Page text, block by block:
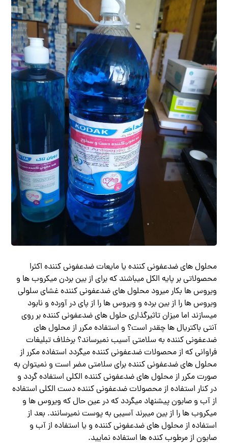
محلول های ضدعفونی کننده یا مایعات ضدعفونی کننده اکثرا
محصولاتی بر پایه الکل میباشند که برای از بین بردن میکروب ها و
ویروس ها بکار میرود محلول های ضدعفونی کننده غشای سلولی
ویروس ها را از بین برده و ویروس ها را از پای در آورده و نابود
میسازند اما میزان تاثیرگذاری حلول های ضدعفونی کننده بر روی
آنتی باکتریال ها چقدر است؟ و استفاده مکرر از محلول های
ضدعفونی کننده به سلامتی آسیب نمیرساند؟ برخلاف تبلیغات
فراوانی که از محصولات ضدعفونی کننده میگردد استفاده مکرر از
محلول های ضدعفونی کننده برای سلامتی مضر است و نمیتوان به
صورت مکرر از محلول های ضدعفونی کننده الکلی استفاده گردد و
در کنار استفاده از محصولات ضدعفونی کننده دست الکلی استفاده
از آب و صابون پیشنهاد میگردد که در عین حال که ویروس ها و
میکروب ها را از بین میبرند آسیبی به پوست نمیرسانند. بعد از
استفاده از محلول های ضدعفونی کننده و یا استفاده از آب و
صابون از مرطوب کنده ها استفاده نمایید.